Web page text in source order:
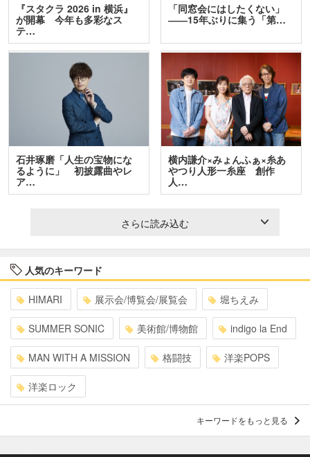
『スタクラ 2026 in 横浜』
が開幕 今年も多彩なス
テ…
「同窓会にはしたくない」
――15年ぶりに集う「第…
石井琢磨「人生の宝物にな
るように」 初披露曲やレ
ア…
横内謙介×みょんふぁ×糸あ
やつり人形一糸座 創作
人…
さらに読み込む
人気のキーワード
HIMARI 展示会/博覧会/展覧会 堀ちえみ
SUMMER SONIC 美術館/博物館 indigo la End
MAN WITH A MISSION 格闘技 洋楽POPS
洋楽ロック
キーワードをもっと見る